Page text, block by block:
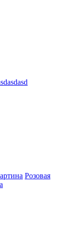
Розовая